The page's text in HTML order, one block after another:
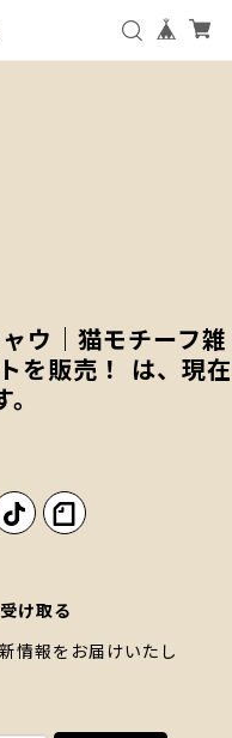
ウ｜猫モチーフ雑
を販売！ は、現在
け取る
情報をお届けいたし